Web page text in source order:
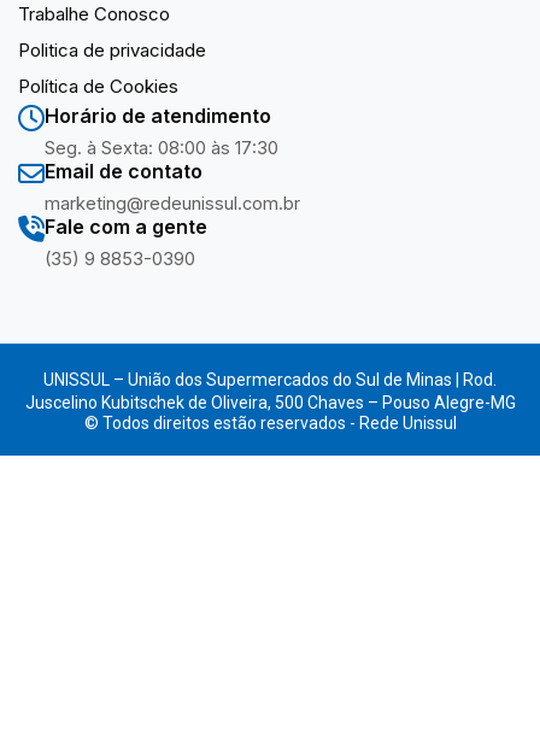
Trabalhe Conosco
Politica de privacidade
Política de Cookies
Horário de atendimento
Seg. à Sexta: 08:00 às 17:30
Email de contato
marketing@redeunissul.com.br
Fale com a gente
(35) 9 8853-0390
UNISSUL – União dos Supermercados do Sul de Minas | Rod.
Juscelino Kubitschek de Oliveira, 500 Chaves – Pouso Alegre-MG
© Todos direitos estão reservados - Rede Unissul